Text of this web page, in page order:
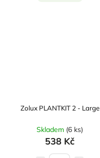
Zolux PLANTKIT 2 - Large
Skladem (6 ks)
538 Kč